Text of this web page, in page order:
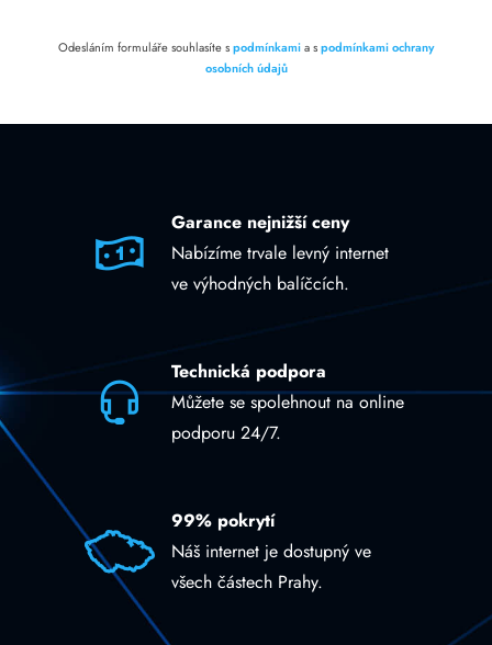
Odesláním formuláře souhlasíte spodmínkamia spodmínkami ochrany
osobních údajů
Garance nejnižší ceny
Nabízíme trvale levný internet
ve výhodných balíčcích.
Technická podpora
Můžete se spolehnout na online
podporu 24/7.
99% pokrytí
Náš internet je dostupný ve
všech částech Prahy.